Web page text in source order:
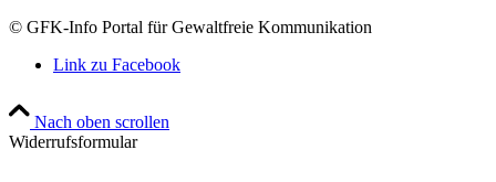
© GFK-Info Portal für Gewaltfreie Kommunikation
Link zu Facebook
Nach oben scrollen
Widerrufsformular